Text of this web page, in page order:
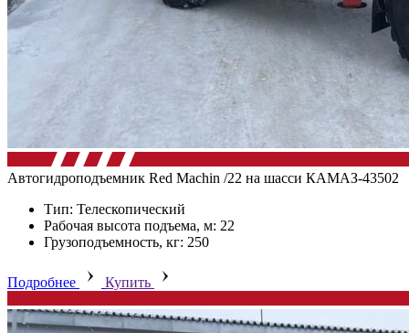
Автогидроподъемник Red Machin /22 на шасси КАМАЗ-43502
Тип: Телескопический
Рабочая высота подъема, м: 22
Грузоподъемность, кг: 250
Подробнее Купить